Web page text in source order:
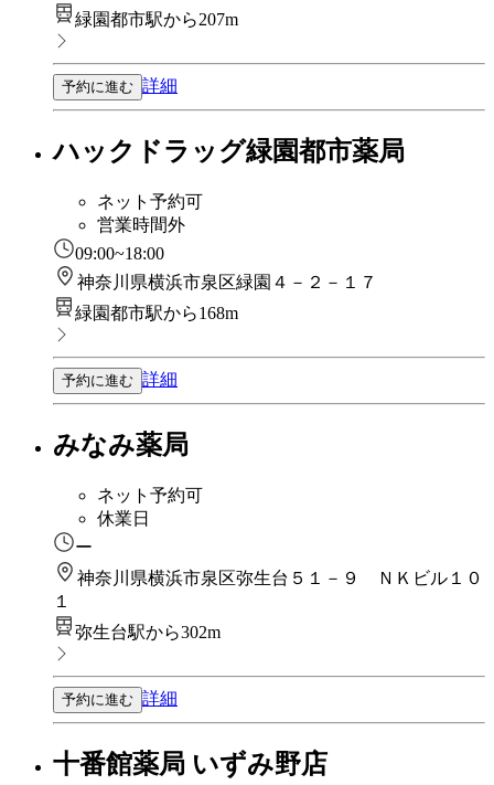
緑園都市駅から207m
予約に進む 詳細
ハックドラッグ緑園都市薬局
ネット予約可
営業時間外
09:00~18:00
神奈川県横浜市泉区緑園４－２－１７
緑園都市駅から168m
予約に進む 詳細
みなみ薬局
ネット予約可
休業日
ー
神奈川県横浜市泉区弥生台５１－９ ＮＫビル１０
１
弥生台駅から302m
予約に進む 詳細
十番館薬局 いずみ野店